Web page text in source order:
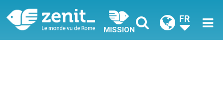
MISSION
FR